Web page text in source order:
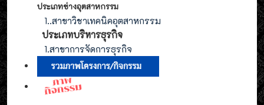
ประเภทช่างอุตสาหกรรม
1..สาขาวิชาเทคนิคอุตสาหกรรม
ประเภทบริหารธุรกิจ
1.สาขาการจัดการธุรกิจ